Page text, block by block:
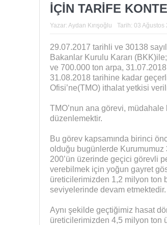
İÇİN TARİFE
Yazar: Aydan Kırışoğlu Tarih: 03 Ağustos
29.07.2017 tarihli ve 30138
Bakanlar Kurulu Kararı
ve 700.000 ton arpa,
31.08.2018 tarihine kadar
Ofisi’ne(TMO) ithalat yetkisi
TMO’nun ana görevi,
düzenlemektir.
Bu görev kapsamında birinci
olduğu bugünlerde
200’ün üzerinde geçici görevli
verebilmek için yoğun gayret
üreticilerimizden 1,2 milyon ton
seviyelerinde devam etmektedir.
Aynı şekilde geçtiğimiz hasat
üreticilerimizden 4,5 milyon ton